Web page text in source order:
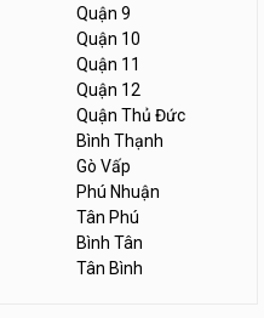
Quận 9
Quận 10
Quận 11
Quận 12
Quận Thủ Đức
Bình Thạnh
Gò Vấp
Phú Nhuận
Tân Phú
Bình Tân
Tân Bình